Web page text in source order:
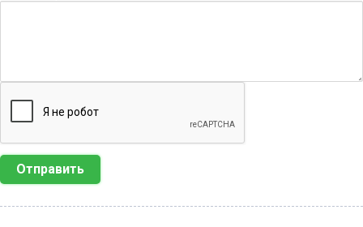
Отправить